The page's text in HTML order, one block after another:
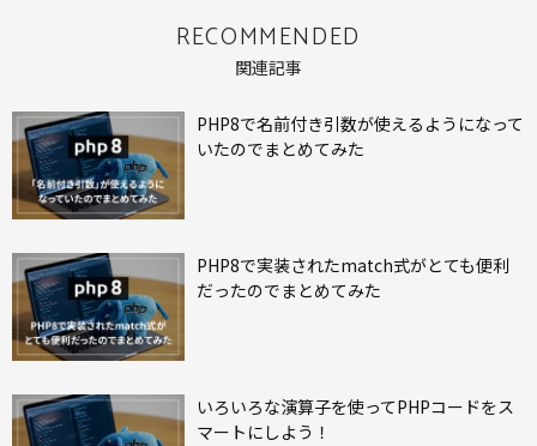
RECOMMENDED
関連記事
PHP8で名前付き引数が使えるようになって
いたのでまとめてみた
PHP8で実装されたmatch式がとても便利
だったのでまとめてみた
いろいろな演算子を使ってPHPコードをス
マートにしよう！